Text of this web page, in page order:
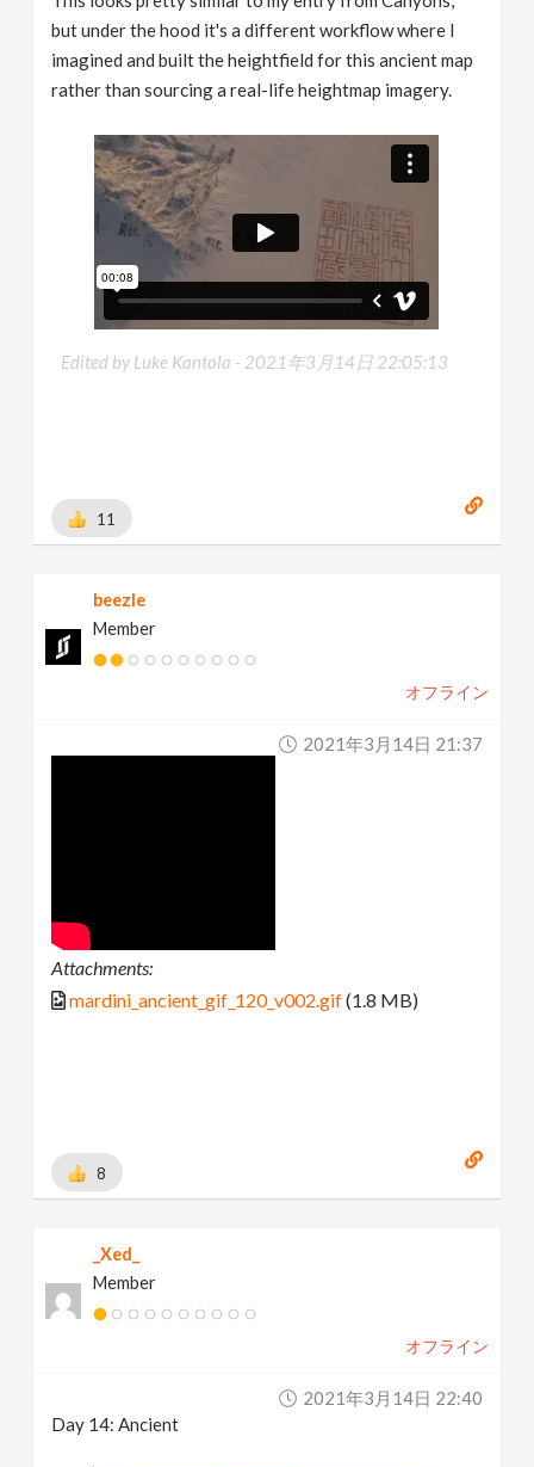
but under the hood it's a different workflow where I
imagined and built the heightfield for this ancient map
rather than sourcing a real-life heightmap imagery.
Edited by Luke Kantola - 2021年3月14日 22:05:13
11
beezle
Member
オフライン
2021年3月14日 21:37
Attachments:
mardini_ancient_gif_120_v002.gif(1.8 MB)
8
_Xed_
Member
オフライン
2021年3月14日 22:40
Day 14: Ancient